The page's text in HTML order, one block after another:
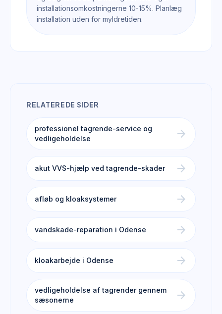
installationsomkostningerne 10-15%. Planlæg
installation uden for myldretiden.
RELATEREDE SIDER
professionel tagrende-service og
vedligeholdelse
arrow_forward
akut VVS-hjælp ved tagrende-skader arrow_forward
afløb og kloaksystemer arrow_forward
vandskade-reparation i Odense arrow_forward
kloakarbejde i Odense arrow_forward
vedligeholdelse af tagrender gennem
sæsonerne
arrow_forward